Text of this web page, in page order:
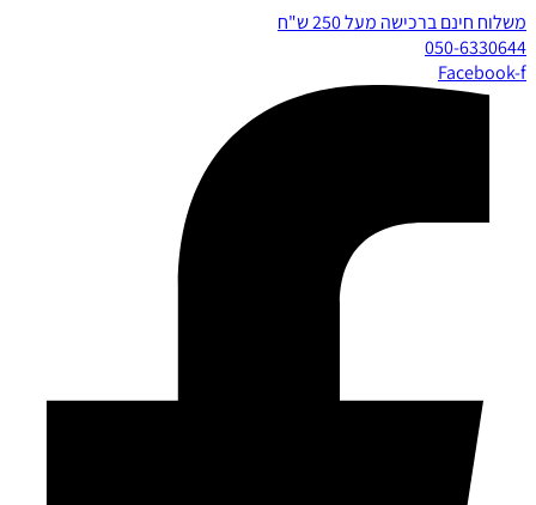
משלוח חינם ברכישה מעל 250 ש"ח
050-6330644
Facebook-f